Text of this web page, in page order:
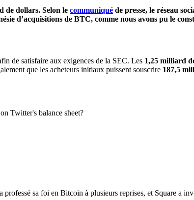
de dollars. Selon le communiqué de presse, le réseau
d’acquisitions de BTC, comme nous avons pu le
de satisfaire aux exigences de la SEC. Les 1,25 milliard
que les acheteurs initiaux puissent souscrire 187,5
Twitter's balance sheet?
a professé sa foi en Bitcoin à plusieurs reprises, et Square a